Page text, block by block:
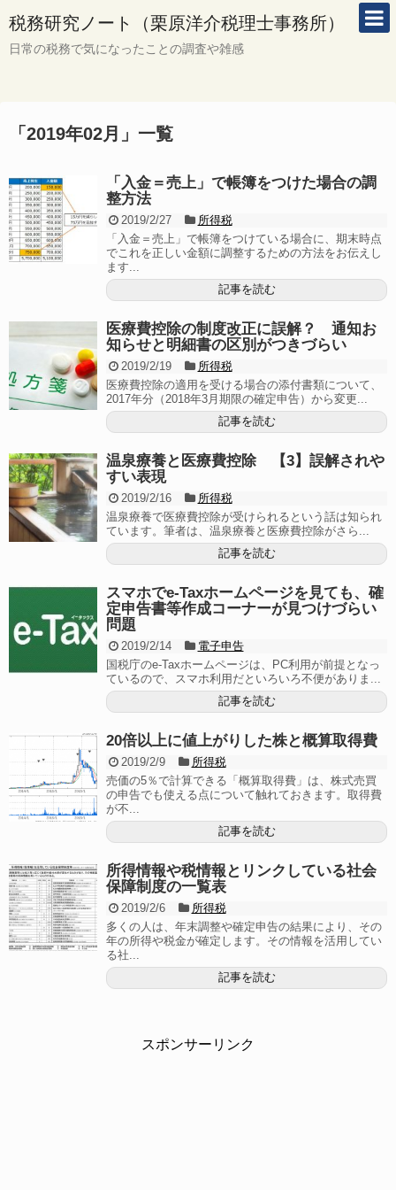
税務研究ノート（栗原洋介税理士事務所）
日常の税務で気になったことの調査や雑感
「 2019年02月 」 一覧
「入金＝売上」で帳簿をつけた場合の調
整方法
2019/2/27
所得税
「入金＝売上」で帳簿をつけている場合に、期末時点
でこれを正しい金額に調整するための方法をお伝えし
ます...
記事を読む
医療費控除の制度改正に誤解？ 通知お
知らせと明細書の区別がつきづらい
2019/2/19
所得税
医療費控除の適用を受ける場合の添付書類について、
2017年分（2018年3月期限の確定申告）から変更...
記事を読む
温泉療養と医療費控除 【3】誤解されや
すい表現
2019/2/16
所得税
温泉療養で医療費控除が受けられるという話は知られ
ています。筆者は、温泉療養と医療費控除がさら...
記事を読む
スマホでe-Taxホームページを見ても、確
定申告書等作成コーナーが見つけづらい
問題
2019/2/14
電子申告
国税庁のe-Taxホームページは、PC利用が前提となっ
ているので、スマホ利用だといろいろ不便がありま...
記事を読む
20倍以上に値上がりした株と概算取得費
2019/2/9
所得税
売価の5％で計算できる「概算取得費」は、株式売買
の申告でも使える点について触れておきます。取得費
が不...
記事を読む
所得情報や税情報とリンクしている社会
保障制度の一覧表
2019/2/6
所得税
多くの人は、年末調整や確定申告の結果により、その
年の所得や税金が確定します。その情報を活用してい
る社...
記事を読む
スポンサーリンク